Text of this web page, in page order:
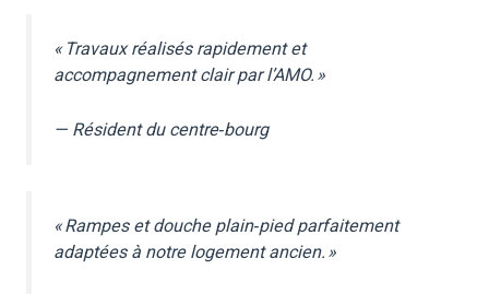
« Travaux réalisés rapidement et
accompagnement clair par l’AMO. »
— Résident du centre‑bourg
« Rampes et douche plain‑pied parfaitement
adaptées à notre logement ancien. »